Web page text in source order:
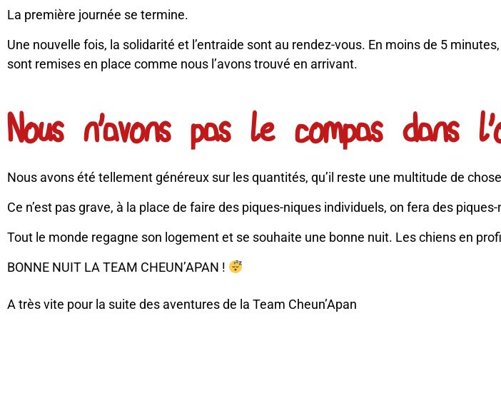
La première journée se termine.
Une nouvelle fois, la solidarité et l’entraide sont au rendez-vous. En moins de 5
sont remises en place comme nous l’avons trouvé en arrivant.
Nous n'avons pas le compas dans
Nous avons été tellement généreux sur les quantités, qu’il reste une multitude de
Ce n’est pas grave, à la place de faire des piques-niques individuels, on fera des
Tout le monde regagne son logement et se souhaite une bonne nuit. Les chiens en
BONNE NUIT LA TEAM CHEUN’APAN !
A très vite pour la suite des aventures de la Team Cheun’Apan